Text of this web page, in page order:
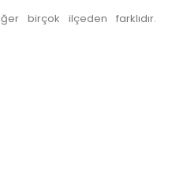
birçok ilçeden farklıdır.